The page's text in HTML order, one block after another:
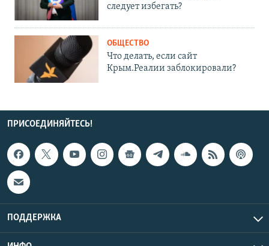
следует избегать?
ОБЩЕСТВО
Что делать, если сайт
Крым.Реалии заблокировали?
ПРИСОЕДИНЯЙТЕСЬ!
ПОДДЕРЖКА